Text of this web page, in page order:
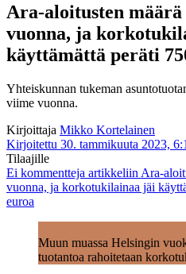
Ara-aloitusten
vuonna, ja
käyttämättä peräti
Yhteiskunnan tukeman
viime vuonna.
Kirjoittaja Mikko Kortelainen
Kirjoitettu 30. tammikuuta 2023,
Tilaajille
Ei kommentteja artikkeliin Ara-
vuonna, ja korkotukilainaa jäi
euroa
Muun muassa Helsingin
tuotantoa rahoitetaan